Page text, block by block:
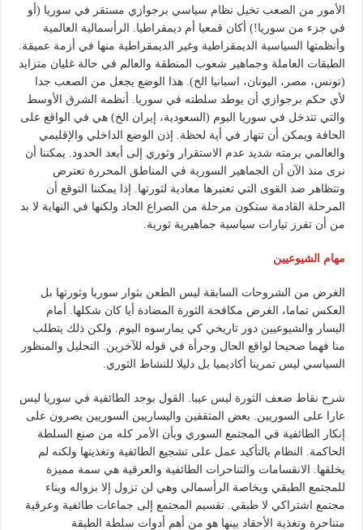
الأمور من الصعب تخيل نظام سياسي برجوازي مستقر في سوريا (أو
في جزء من سوريا!) أكان قمعيا أم ديمقراطيا. الرأسمالية العالمية
وأنظمتها السياسية الديمقراطية وغير الديمقراطية منها في أزمة عميقة.
الطبقات العاملة وجماهير شعوب المنطقة والعالم في حالة غليان متزايد
(تونس، مصر، اليونان، اسبانيا الخ). هذا الوضع يجعل من الصعب جدا
لأي حكم برجوازي أن يوطد سلطته في سوريا. أنظمة الشرق الأوسط
والتي تتدخل في سوريا اليوم (السعودية، إيران الخ) هي في الواقع على
الحافة ويمكن أن تنهار في أية لحظة. إذن الوضع الداخلي والإقليمي
والعالمي برمته شديد عدم الاستقرار وثوري إلى أبعد الحدود. يمكننا أن
نرى منذ الآن أن الجماهير السورية في المناطق المحررة تعترض
وتتظاهر ضد القوى التي تعتبرها معادية لثورتها. إذا يمكننا التوقع أن
المرحلة القادمة ستكون مرحلة من الصراع الحاد ولكنها في النهاية لا بد
من أن تفرز تيارات سياسية جماهيرية ثورية.
مهام الشيوعيين
الغرض من الشروحات السابقة ليس الطعن بثوار سوريا وثورتها بل
العكس تماما، الغرض مكافحة الثورة المضادة أيا كان شكلها. أمام
اليسار والشيوعيين دور تاريخي كي يمارسوه اليوم. ولكن ذلك يتطلب
منا فهما صحيحا لواقع الحال وجرأة في قوله للآخرين. التحليل والمنظور
السياسي ليس تمرينا أكاديميا بل دليلا للنشاط الثوري.
شرح نقاط ضعف الثورة ليس عيبا. القول بوجد الطائفية في سوريا ليس
عارا على السوريين. بعض المثقفين واليساريين السوريين يصرون على
إنكار الطائفية في المجتمع السوري وبأن الأمر كله من صنع السلطة
الحاكمة. النظام بالتأكيد عمل على تشجيع الطائفية وتغذيتها ولكنه لم
يخلقها. الانقسامات والتناحرات الطائفية والعرقية هي سمة مميزة
للمجتمع الطبقي وبخاصة الرأسمالي وهي لن تزول إلا بزواله وبناء
مجتمع اشتراكي لا طبقي. تقسيم المجتمع إلى جماعات طائفية وعرقية
متناحرة وتغذية الأحقاد بينها هو من أهم أدوات سلطة الطبقة